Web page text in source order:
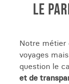
LE
Notre métier
voyages
question le
et de